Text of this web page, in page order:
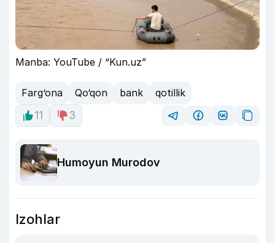
Manba: YouTube / “Kun.uz”
Farg‘ona Qo‘qon bank
qotillik
11
3
Humoyun Murodov
Izohlar